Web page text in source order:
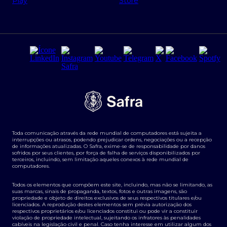
Regras e Parâmetros de Atuação Banco Safra
Segurança da Informação
Tarifas e serviços Pessoa Física
Transparência de remuneração
Termos e Condições para Portabilidade de Investimento
Derivativos
Agronegócios
Toda comunicação através da rede mundial de computadores está sujeita a
interrupções ou atrasos, podendo prejudicar ordens, negociações ou a recepção
de informações atualizadas. O Safra, exime-se de responsabilidade por danos
sofridos por seus clientes, por força de falha de serviços disponibilizados por
terceiros, incluindo, sem limitação aqueles conexos à rede mundial de
computadores.
Todos os elementos que compõem este site, incluindo, mas não se limitando, as
suas marcas, sinais de propaganda, textos, fotos e outras imagens, são
propriedade e objeto de direitos exclusivos de seus respectivos titulares e/ou
licenciados. A reprodução destes elementos sem prévia autorização dos
respectivos proprietários e/ou licenciados constitui ou pode vir a constituir
violação de propriedade intelectual, sujeitando os infratores às penalidades
cabíveis na legislação civil e penal. Caso tenha interesse em utilizar algum dos